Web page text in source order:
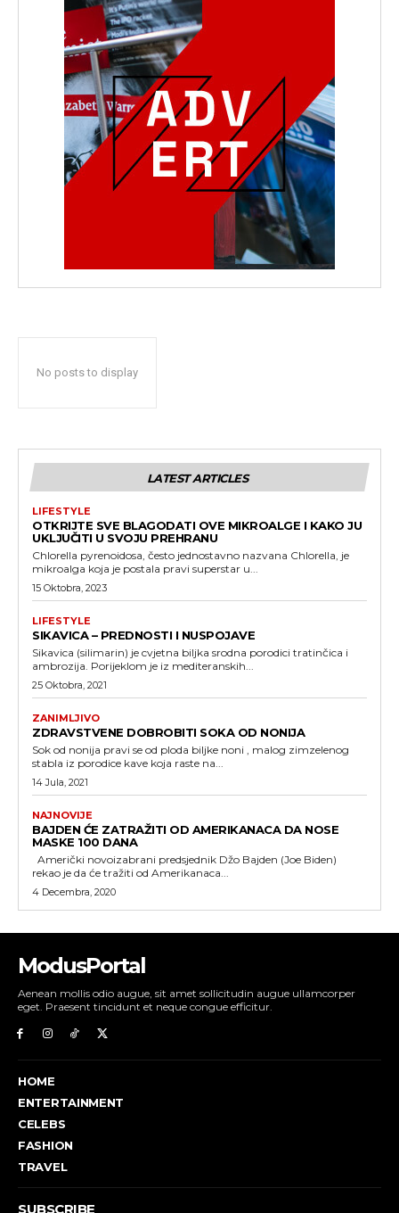
No posts to display
LATEST ARTICLES
LIFESTYLE
OTKRIJTE SVE BLAGODATI OVE MIKROALGE I KAKO JU
UKLJUČITI U SVOJU PREHRANU
Chlorella pyrenoidosa, često jednostavno nazvana Chlorella, je
mikroalga koja je postala pravi superstar u...
15 Oktobra, 2023
LIFESTYLE
SIKAVICA – PREDNOSTI I NUSPOJAVE
Sikavica (silimarin) je cvjetna biljka srodna porodici tratinčica i
ambrozija. Porijeklom je iz mediteranskih...
25 Oktobra, 2021
ZANIMLJIVO
ZDRAVSTVENE DOBROBITI SOKA OD NONIJA
Sok od nonija pravi se od ploda biljke noni , malog zimzelenog
stabla iz porodice kave koja raste na...
14 Jula, 2021
NAJNOVIJE
BAJDEN ĆE ZATRAŽITI OD AMERIKANACA DA NOSE
MASKE 100 DANA
rekao je da će tražiti od Amerikanaca...
4 Decembra, 2020
ModusPortal
Aenean mollis odio augue, sit amet sollicitudin augue ullamcorper
eget. Praesent tincidunt et neque congue efficitur.
HOME
ENTERTAINMENT
CELEBS
FASHION
TRAVEL
SUBSCRIBE